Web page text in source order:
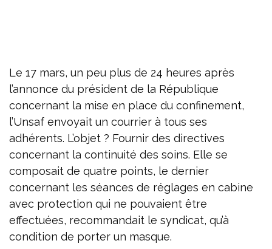
Le 17 mars, un peu plus de 24 heures après
l’annonce du président de la République
concernant la mise en place du confinement,
l’Unsaf envoyait un courrier à tous ses
adhérents. L’objet ? Fournir des directives
concernant la continuité des soins. Elle se
composait de quatre points, le dernier
concernant les séances de réglages en cabine
avec protection qui ne pouvaient être
effectuées, recommandait le syndicat, qu’à
condition de porter un masque.